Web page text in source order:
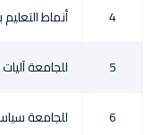
4 أنماط
5 للجامعة
6 للجامعة